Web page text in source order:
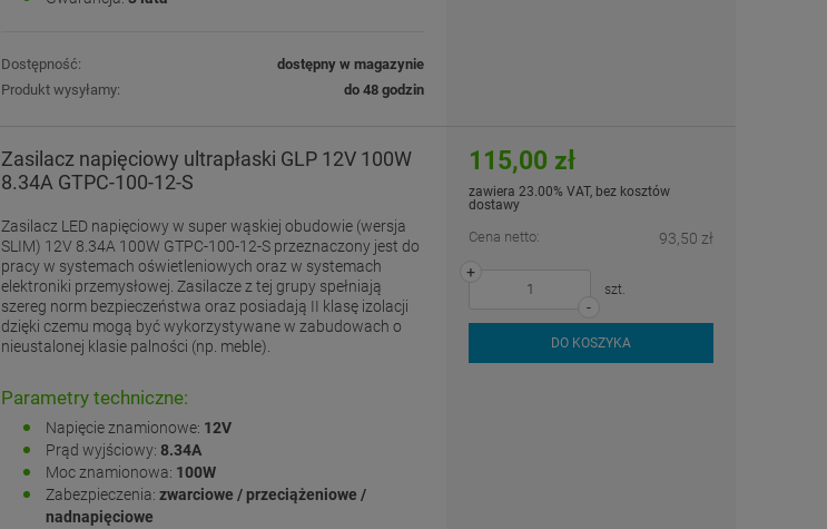
Dostępność:
dostępny w magazynie
Produkt wysyłamy:
do 48 godzin
Zasilacz napięciowy ultrapłaski GLP 12V 100W
8.34A GTPC-100-12-S
Zasilacz LED napięciowy w super wąskiej obudowie (wersja
SLIM) 12V 8.34A 100W GTPC-100-12-S przeznaczony jest do
pracy w systemach oświetleniowych oraz w systemach
elektroniki przemysłowej. Zasilacze z tej grupy spełniają
szereg norm bezpieczeństwa oraz posiadają II klasę izolacji
dzięki czemu mogą być wykorzystywane w zabudowach o
nieustalonej klasie palności (np. meble).
Parametry techniczne:
Napięcie znamionowe: 12V
Prąd wyjściowy: 8.34A
Moc znamionowa: 100W
Zabezpieczenia: zwarciowe / przeciążeniowe /
nadnapięciowe
115,00 zł
zawiera 23.00% VAT, bez kosztów
dostawy
Cena netto: 93,50 zł
-
+
szt.
DO KOSZYKA